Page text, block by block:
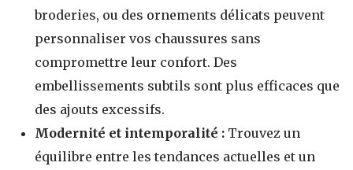
broderies, ou des ornements délicats peuvent
personnaliser vos chaussures sans
compromettre leur confort. Des
embellissements subtils sont plus efficaces que
des ajouts excessifs.
Modernité et intemporalité : Trouvez un
équilibre entre les tendances actuelles et un